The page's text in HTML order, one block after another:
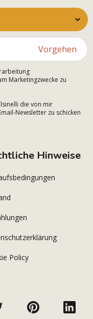
Vorgehen
Marketingzwecke zu
die von mir
Newsletter zu schicken
Hinweise
Policy